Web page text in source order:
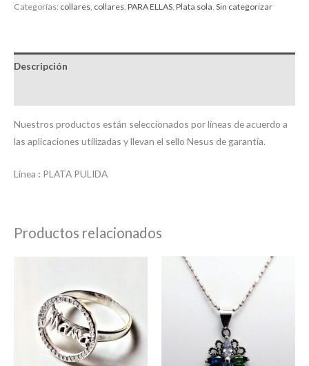
Categorías: collares collares PARA ELLAS Plata sola Sin categorizar
Descripción
Nuestros productos están seleccionados por líneas de acuerdo a
las aplicaciones utilizadas y llevan el sello Nesus de garantía.
Línea : PLATA PULIDA
Productos relacionados